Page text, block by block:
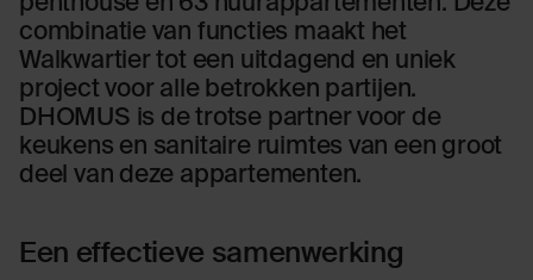
combinatie van functies maakt het
Walkwartier tot een uitdagend en uniek
project voor alle betrokken partijen.
DHOMUS is de trotse partner voor de
keukens en sanitaire ruimtes van een groot
deel van deze appartementen.
Een effectieve samenwerking